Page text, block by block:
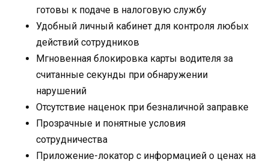
готовы к подаче в налоговую службу
Удобный личный кабинет для контроля любых
действий сотрудников
Мгновенная блокировка карты водителя за
считанные секунды при обнаружении
нарушений
Отсутствие наценок при безналичной заправке
Прозрачные и понятные условия
сотрудничества
Приложение-локатор с информацией о ценах на